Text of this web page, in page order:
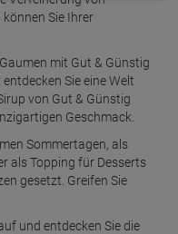
Sie Ihrer
mit Gut & Günstig
Sie eine Welt
von Gut & Günstig
Geschmack.
Sommertagen, als
als Topping für Desserts
gesetzt. Greifen Sie
und entdecken Sie die